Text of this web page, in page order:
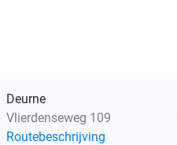
Deurne
Vlierdenseweg 109
Routebeschrijving